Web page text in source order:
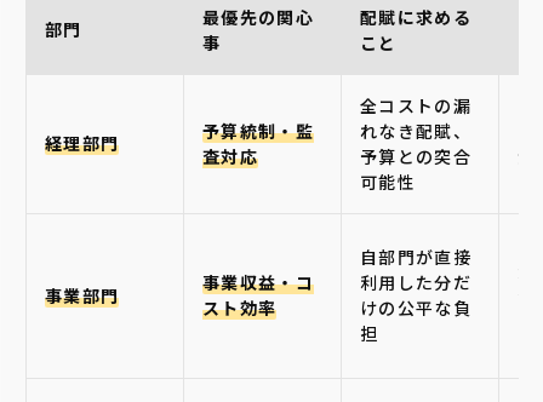
部門
最優先の関心
事
配賦に求める
こと
経理部門
予算統制・監
査対応
全コストの漏
れなき配賦、
予算との突合
可能性
決
事業部門
事業収益・コ
スト効率
自部門が直接
利用した分だ
けの公平な負
担